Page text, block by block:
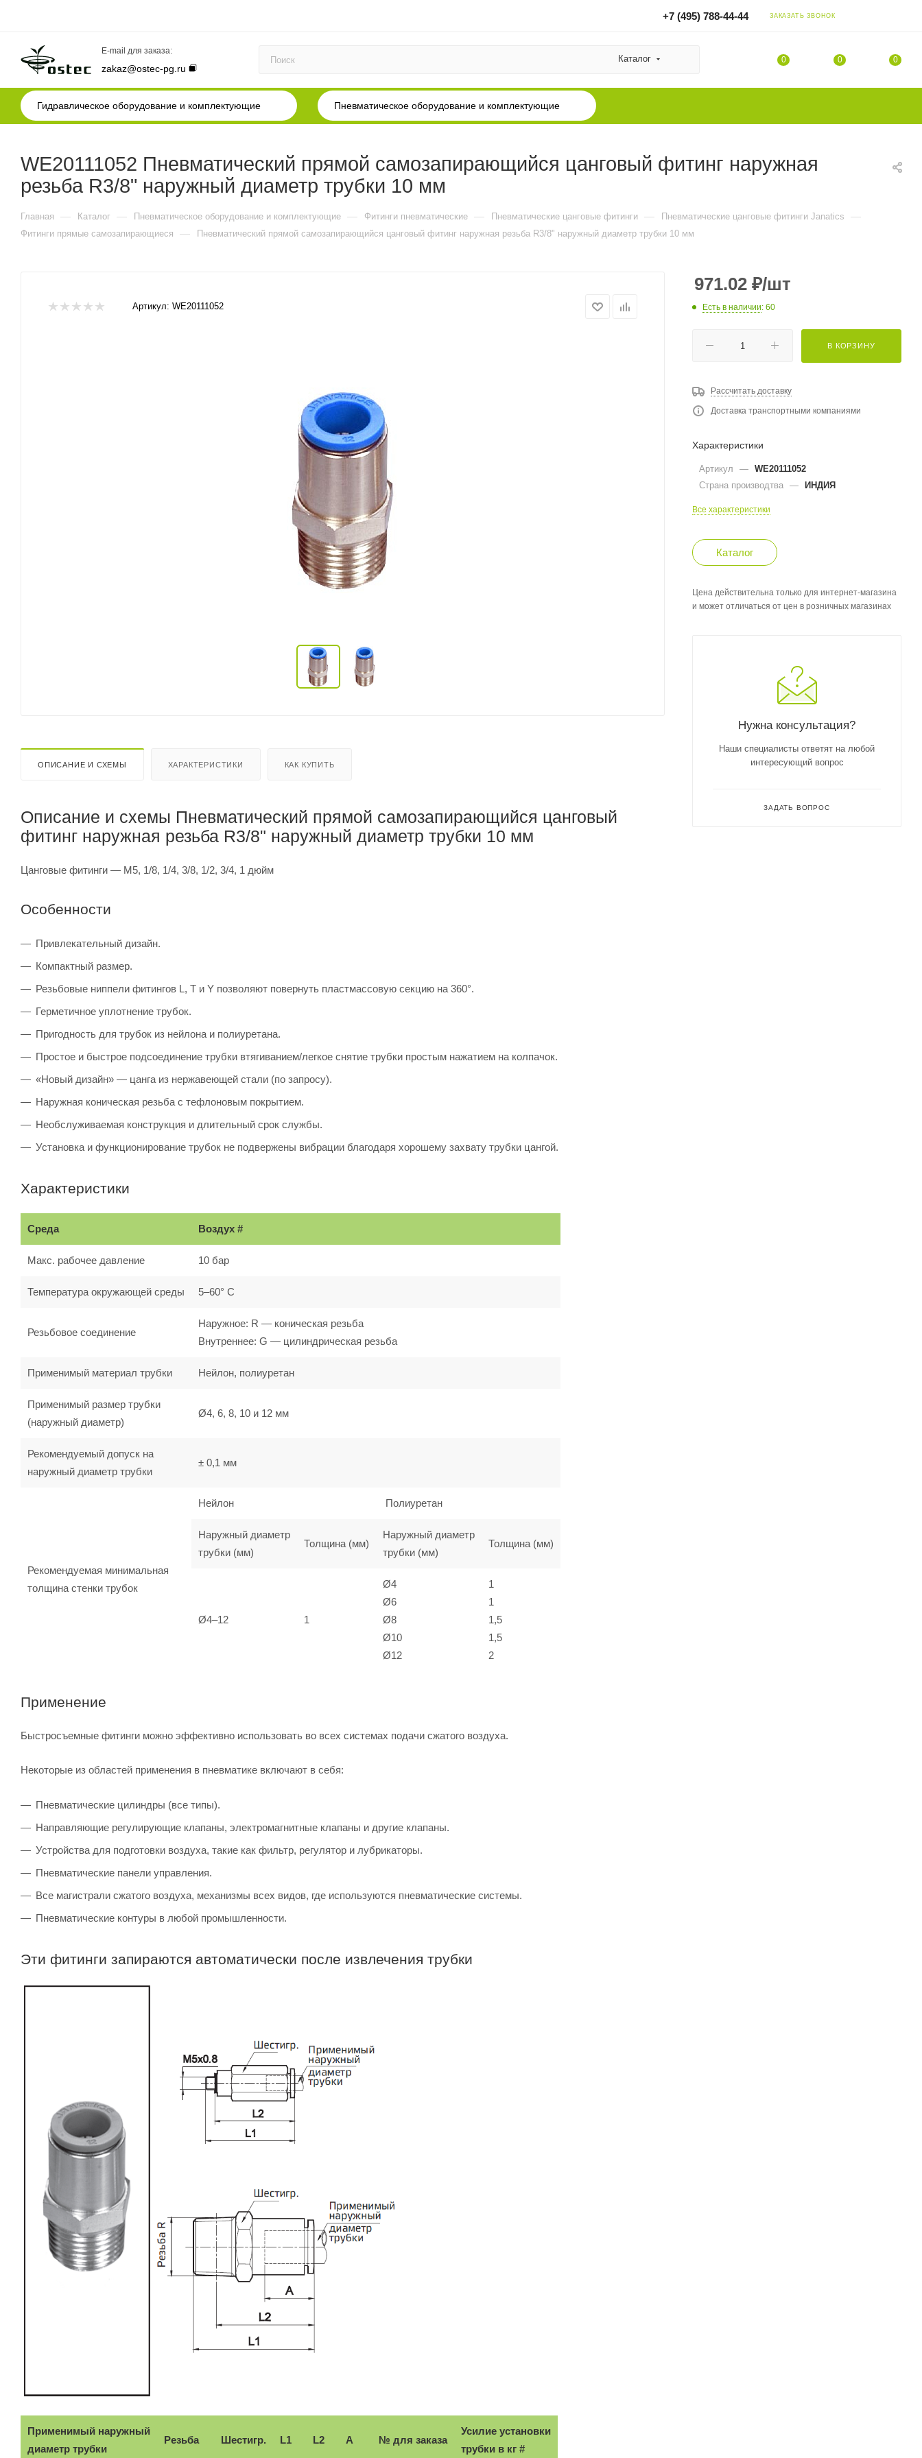
+7 (495) 788-44-44 ЗАКАЗАТЬ ЗВОНОК
E-mail для заказа:
zakaz@ostec-pg.ru
Каталог 0 0 0
Гидравлическое оборудование и комплектующие Пневматическое оборудование и комплектующие
WE20111052 Пневматический прямой самозапирающийся цанговый фитинг наружная
резьба R3/8" наружный диаметр трубки 10 мм
Главная — Каталог — Пневматическое оборудование и комплектующие — Фитинги пневматические — Пневматические цанговые фитинги — Пневматические цанговые фитинги Janatics —
Фитинги прямые самозапирающиеся — Пневматический прямой самозапирающийся цанговый фитинг наружная резьба R3/8" наружный диаметр трубки 10 мм
Артикул: WE20111052
ОПИСАНИЕ И СХЕМЫ ХАРАКТЕРИСТИКИ КАК КУПИТЬ
Описание и схемы Пневматический прямой самозапирающийся цанговый
фитинг наружная резьба R3/8" наружный диаметр трубки 10 мм
Цанговые фитинги — M5, 1/8, 1/4, 3/8, 1/2, 3/4, 1 дюйм
Особенности
Привлекательный дизайн.
Компактный размер.
Резьбовые ниппели фитингов L, T и Y позволяют повернуть пластмассовую секцию на 360°.
Герметичное уплотнение трубок.
Пригодность для трубок из нейлона и полиуретана.
Простое и быстрое подсоединение трубки втягиванием/легкое снятие трубки простым нажатием на колпачок.
«Новый дизайн» — цанга из нержавеющей стали (по запросу).
Наружная коническая резьба с тефлоновым покрытием.
Необслуживаемая конструкция и длительный срок службы.
Установка и функционирование трубок не подвержены вибрации благодаря хорошему захвату трубки цангой.
Характеристики
Среда Воздух #
Макс. рабочее давление 10 бар
Температура окружающей среды 5–60° С
Резьбовое соединение
Наружное: R — коническая резьба
Внутреннее: G — цилиндрическая резьба
Применимый материал трубки Нейлон, полиуретан
Применимый размер трубки
(наружный диаметр)
Ø4, 6, 8, 10 и 12 мм
Рекомендуемый допуск на
наружный диаметр трубки
± 0,1 мм
Рекомендуемая минимальная
толщина стенки трубок
Нейлон Полиуретан
Наружный диаметр
трубки (мм)
Толщина (мм)
Наружный диаметр
трубки (мм)
Толщина (мм)
Ø4–12 1
Ø4
Ø6
Ø8
Ø10
Ø12
1
1
1,5
1,5
2
Применение
Быстросъемные фитинги можно эффективно использовать во всех системах подачи сжатого воздуха.
Некоторые из областей применения в пневматике включают в себя:
Пневматические цилиндры (все типы).
Направляющие регулирующие клапаны, электромагнитные клапаны и другие клапаны.
Устройства для подготовки воздуха, такие как фильтр, регулятор и лубрикаторы.
Пневматические панели управления.
Все магистрали сжатого воздуха, механизмы всех видов, где используются пневматические системы.
Пневматические контуры в любой промышленности.
Эти фитинги запираются автоматически после извлечения трубки
Применимый наружный
диаметр трубки
Резьба Шестигр. L1 L2 А № для заказа
Усилие установки
трубки в кг #
971.02 ₽/шт
Есть в наличии: 60
В КОРЗИНУ
Рассчитать доставку
Доставка транспортными компаниями
Характеристики
Артикул — WE20111052
Страна производтва — ИНДИЯ
Все характеристики
Каталог
Цена действительна только для интернет-магазина
и может отличаться от цен в розничных магазинах
Нужна консультация?
Наши специалисты ответят на любой
интересующий вопрос
ЗАДАТЬ ВОПРОС